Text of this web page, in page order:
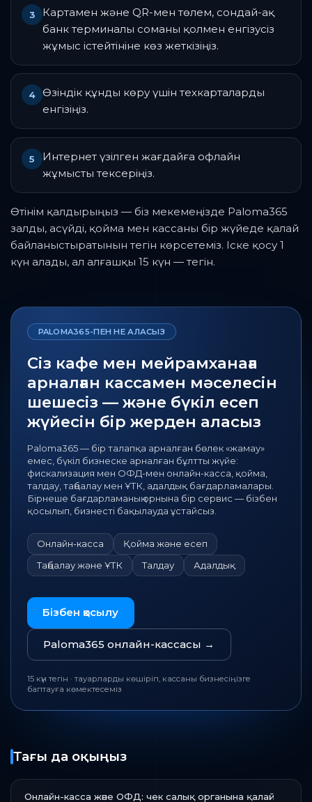
3
Картамен және QR-мен төлем, сондай-ақ
банк терминалы соманы қолмен енгізусіз
жұмыс істейтініне көз жеткізіңіз.
4
Өзіндік құнды көру үшін техкарталарды
енгізіңіз.
5
Интернет үзілген жағдайға офлайн
жұмысты тексеріңіз.
Өтінім қалдырыңыз — біз мекемеңізде Paloma365
залды, асүйді, қойма мен кассаны бір жүйеде қалай
байланыстыратынын тегін көрсетеміз. Іске қосу 1
күн алады, ал алғашқы 15 күн — тегін.
PALOMA365-ПЕН НЕ АЛАСЫЗ
Сіз кафе мен мейрамханаға
арналған кассамен мәселесін
шешесіз — және бүкіл есеп
жүйесін бір жерден аласыз
Paloma365 — бір талапқа арналған бөлек «жамау»
емес, бүкіл бизнеске арналған бұлтты жүйе:
фискализация мен ОФД-мен онлайн-касса, қойма,
талдау, таңбалау мен ҰТК, адалдық бағдарламалары.
Бірнеше бағдарламаның орнына бір сервис — бізбен
қосылып, бизнесті бақылауда ұстайсыз.
Онлайн-касса
Қойма және есеп
Таңбалау және ҰТК
Талдау Адалдық
Бізбен қосылу
Paloma365 онлайн-кассасы →
15 күн тегін · тауарларды көшіріп, кассаны бизнесіңізге
баптауға көмектесеміз
Тағы да оқыңыз
Онлайн-касса және ОФД: чек салық органына қалай